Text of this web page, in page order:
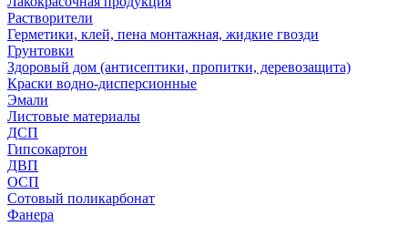
Растворители
Герметики, клей, пена монтажная, жидкие гвозди
Грунтовки
Здоровый дом (антисептики, пропитки, деревозащита)
Краски водно-дисперсионные
Эмали
Листовые материалы
ДСП
Гипсокартон
ДВП
ОСП
Сотовый поликарбонат
Фанера